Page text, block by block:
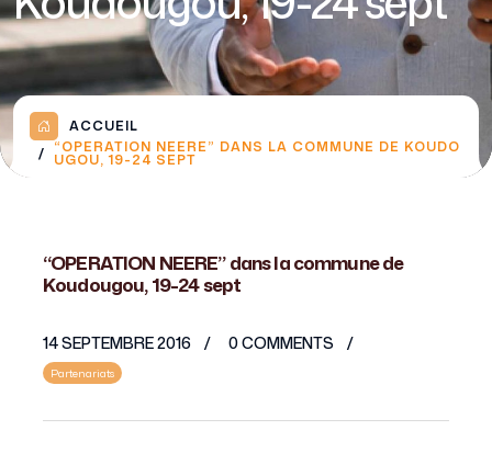
ACCUEIL
“OPERATION NEERE” DANS LA COMMUNE DE KOUDO
UGOU, 19-24 SEPT
“OPERATION NEERE” dans la commune de
Koudougou, 19-24 sept
14 SEPTEMBRE 2016 0 COMMENTS
Partenariats